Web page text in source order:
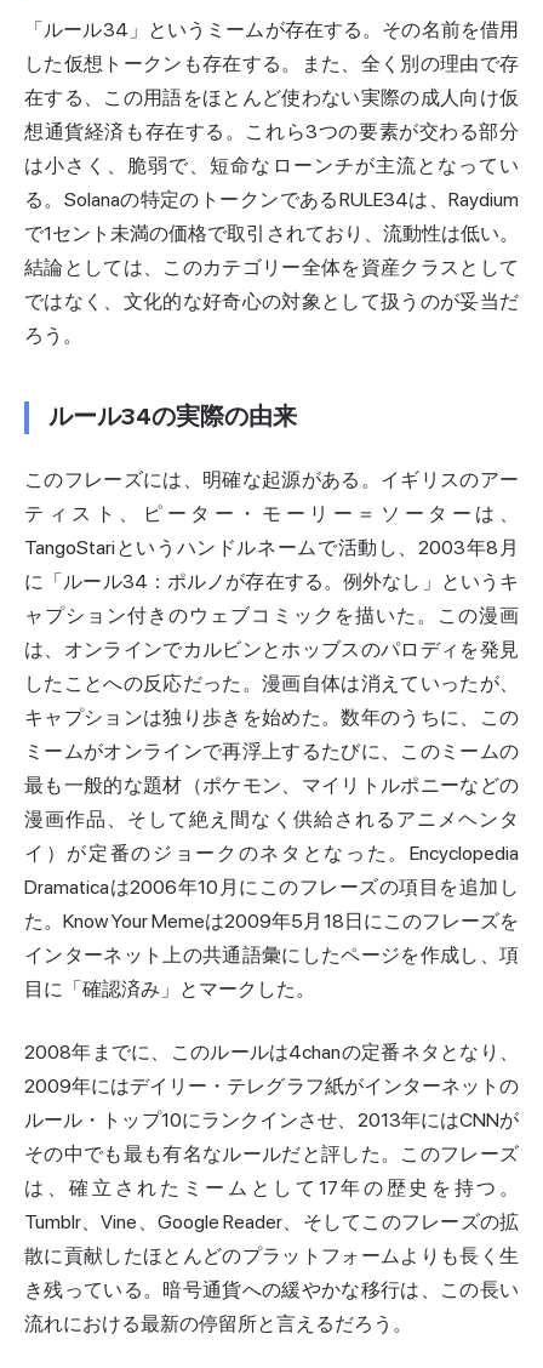
「ルール34」というミームが存在する。その名前を借用
した仮想トークンも存在する。また、全く別の理由で存
在する、この用語をほとんど使わない実際の成人向け仮
想通貨経済も存在する。これら3つの要素が交わる部分
は小さく、脆弱で、短命なローンチが主流となってい
る。Solanaの特定のトークンであるRULE34は、 Raydium
で1セント未満の価格で取引されており、流動性は低い。
結論としては、このカテゴリー全体を資産クラスとして
ではなく、文化的な好奇心の対象として扱うのが妥当だ
ろう。
ルール34の実際の由来
このフレーズには、明確な起源がある。イギリスのアー
ティスト、ピーター・モーリー＝ソーターは、
TangoStariというハンドルネームで活動し、2003年8月
に「ルール34：ポルノが存在する。例外なし」というキ
ャプション付きのウェブコミックを描いた。この漫画
は、オンラインでカルビンとホッブスのパロディを発見
したことへの反応だった。漫画自体は消えていったが、
キャプションは独り歩きを始めた。数年のうちに、この
ミームがオンラインで再浮上するたびに、このミームの
最も一般的な題材（ポケモン、マイリトルポニーなどの
漫画作品、そして絶え間なく供給されるアニメヘンタ
イ）が定番のジョークのネタとなった。Encyclopedia
Dramaticaは2006年10月にこのフレーズの項目を追加し
た。Know YourMemeは2009年5月18日にこのフレーズを
インターネット上の共通語彙にしたページを作成し、項
目に「確認済み」とマークした。
2008年までに、このルールは4chanの定番ネタとなり、
2009年にはデイリー・テレグラフ紙がインターネットの
ルール・トップ10にランクインさせ、2013年にはCNNが
その中でも最も有名なルールだと評した。このフレーズ
は、確立されたミームとして17年の歴史を持つ。
Tumblr、Vine、Google Reader、そしてこのフレーズの拡
散に貢献したほとんどのプラットフォームよりも長く生
き残っている。暗号通貨への緩やかな移行は、この長い
流れにおける最新の停留所と言えるだろう。